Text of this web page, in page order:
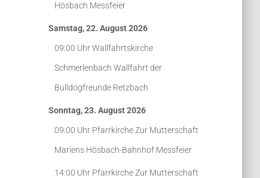
Hösbach Messfeier
Samstag, 22. August 2026
09:00 UhrWallfahrtskirche
Schmerlenbach Wallfahrt der
Bulldogfreunde Retzbach
Sonntag, 23. August 2026
09:00 Uhr Pfarrkirche Zur Mutterschaft
Mariens Hösbach-Bahnhof Messfeier
14:00 Uhr Pfarrkirche Zur Mutterschaft